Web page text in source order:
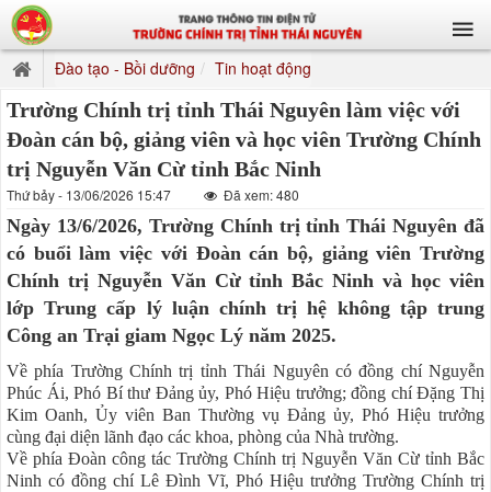
Đào tạo - Bồi dưỡng Tin hoạt động
Trường Chính trị tỉnh Thái Nguyên làm việc với
Đoàn cán bộ, giảng viên và học viên Trường Chính
trị Nguyễn Văn Cừ tỉnh Bắc Ninh
Thứ bảy - 13/06/2026 15:47 Đã xem: 480
Ngày 13/6/2026, Trường Chính trị tỉnh Thái Nguyên đã
có buổi làm việc với Đoàn cán bộ, giảng viên Trường
Chính trị Nguyễn Văn Cừ tỉnh Bắc Ninh và học viên
lớp Trung cấp lý luận chính trị hệ không tập trung
Công an Trại giam Ngọc Lý năm 2025.
Về phía Trường Chính trị tỉnh Thái Nguyên có đồng chí Nguyễn
Phúc Ái, Phó Bí thư Đảng ủy, Phó Hiệu trưởng; đồng chí Đặng Thị
Kim Oanh, Ủy viên Ban Thường vụ Đảng ủy, Phó Hiệu trưởng
cùng đại diện lãnh đạo các khoa, phòng của Nhà trường.
Về phía Đoàn công tác Trường Chính trị Nguyễn Văn Cừ tỉnh Bắc
Ninh có đồng chí Lê Đình Vĩ, Phó Hiệu trưởng Trường Chính trị